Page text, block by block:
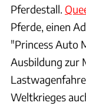
Pferdestall.
Pferde, einen
"Princess Auto
Ausbildung zur
Weltkrieges